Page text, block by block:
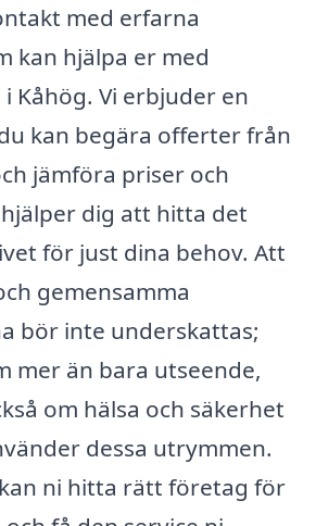
med erfarna
kan hjälpa er med
Kåhög. Vi erbjuder en
kan begära offerter från
jämföra priser och
dig att hitta det
för just dina behov. Att
gemensamma
bör inte underskattas;
mer än bara utseende,
om hälsa och säkerhet
dessa utrymmen.
ni hitta rätt företag för